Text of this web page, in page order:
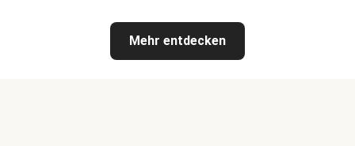
Mehr entdecken